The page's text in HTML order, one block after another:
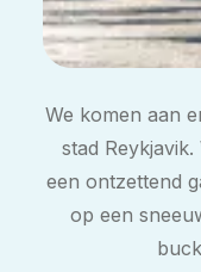
We komen aan
stad
een ontzettend
op een